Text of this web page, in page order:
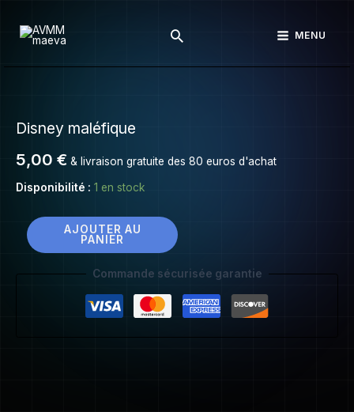
Rechercher MENU
Disney maléfique
5,00 € & livraison gratuite des 80 euros d'achat
Disponibilité : 1 en stock
Disney
AJOUTER AU
PANIER
Commande sécurisée garantie